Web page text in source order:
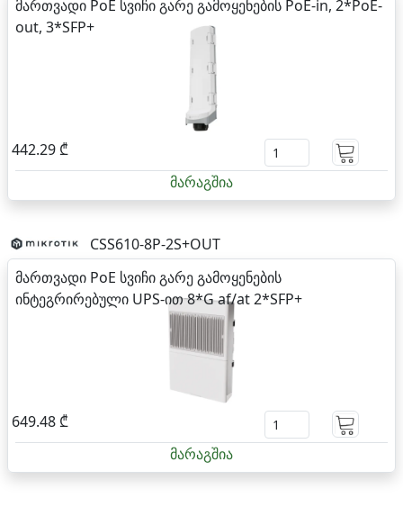
მართვადი PoE სვიჩი გარე გამოყენების PoE-in, 2*PoE-
out, 3*SFP+
442.29 ₾
მარაგშია
CSS610-8P-2S+OUT
მართვადი PoE სვიჩი გარე გამოყენების
ინტეგრირებული UPS-ით 8*G af/at 2*SFP+
649.48 ₾
მარაგშია